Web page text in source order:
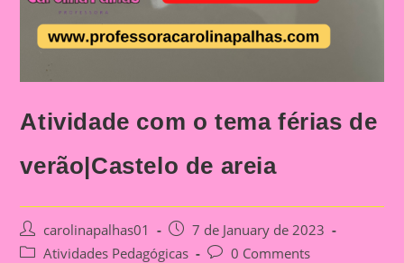
Atividade com o tema férias de
verão|Castelo de areia
Post
author:
carolinapalhas01
Post
published:
7 de January de 2023
PostAtividades Pedagógicas
Post0 Comments